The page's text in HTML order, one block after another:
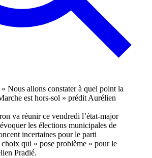
va réunir ce vendredi l’état-major
les élections municipales de
incertaines pour le parti
qui « pose problème » pour le
Pradié.